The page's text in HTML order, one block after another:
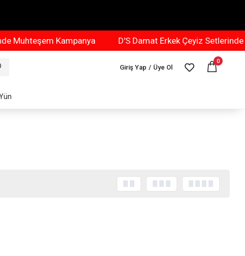
Kampanya D'S Damat Erkek Çeyiz Setlerinde
Giriş Yap / Üye Ol
0